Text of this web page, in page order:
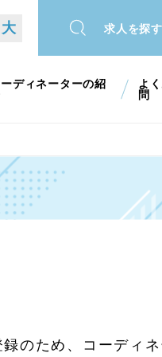
大
ディネーターの紹
よ
問
求人を探す
のため、コーディ